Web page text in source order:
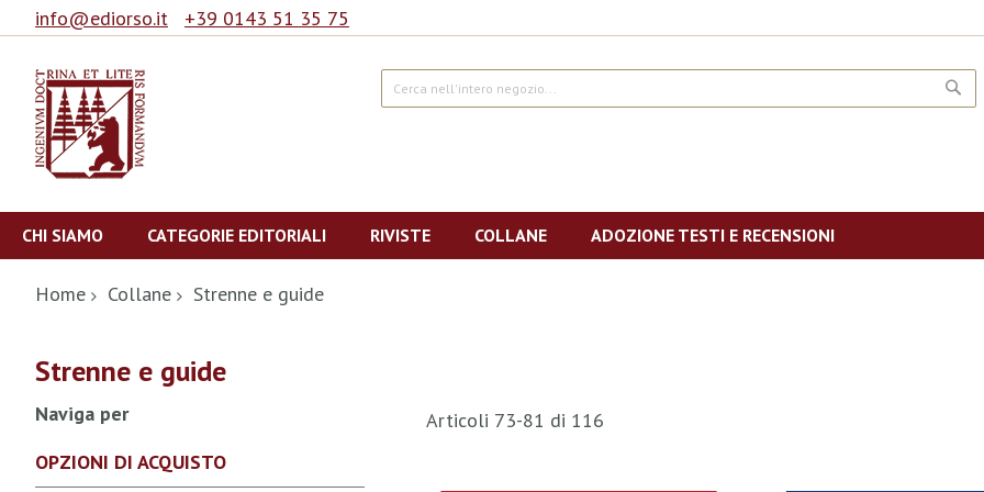
info@ediorso.it +39 0143 51 35 75
Cerca
al
contenuto
CHI SIAMO CATEGORIE EDITORIALI RIVISTE COLLANE ADOZIONE TESTI E RECENSIONI
Home Collane Strenne e guide
Strenne e guide
Articoli 73-81 di 116
Naviga per
OPZIONI DI ACQUISTO